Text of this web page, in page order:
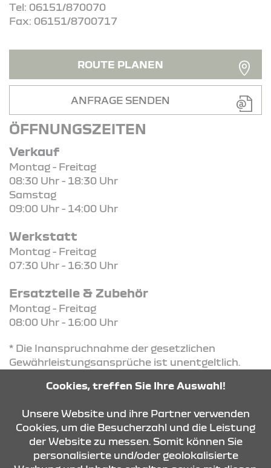
Tel: 06151/870070
Fax: 06151/8700717
ROUTE PLANEN
ANFRAGE SENDEN
ÖFFNUNGSZEITEN
Verkauf
Montag - Freitag
08:30 Uhr - 18:30 Uhr
Samstag
09:00 Uhr - 14:00 Uhr
Werkstatt
Montag - Freitag
07:30 Uhr - 16:30 Uhr
Ersatzteile & Zubehör
Montag - Freitag
08:00 Uhr - 16:00 Uhr
* Die Inanspruchnahme der gesetzlichen
Gewährleistungsansprüche ist unentgeltlich.
Reifengarantie und werden durch diese nicht
KONTAKT & ANFAHRT
Cookies, treffen Sie Ihre Auswahl!
Unsere Website und ihre Partner verwenden
Cookies, um die Besucherzahl und die Leistung
der Website zu messen. Somit können Sie
personalisierte und/oder geolokalisierte